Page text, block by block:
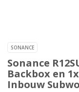
SONANCE
Sonance
Backbox en
Inbouw